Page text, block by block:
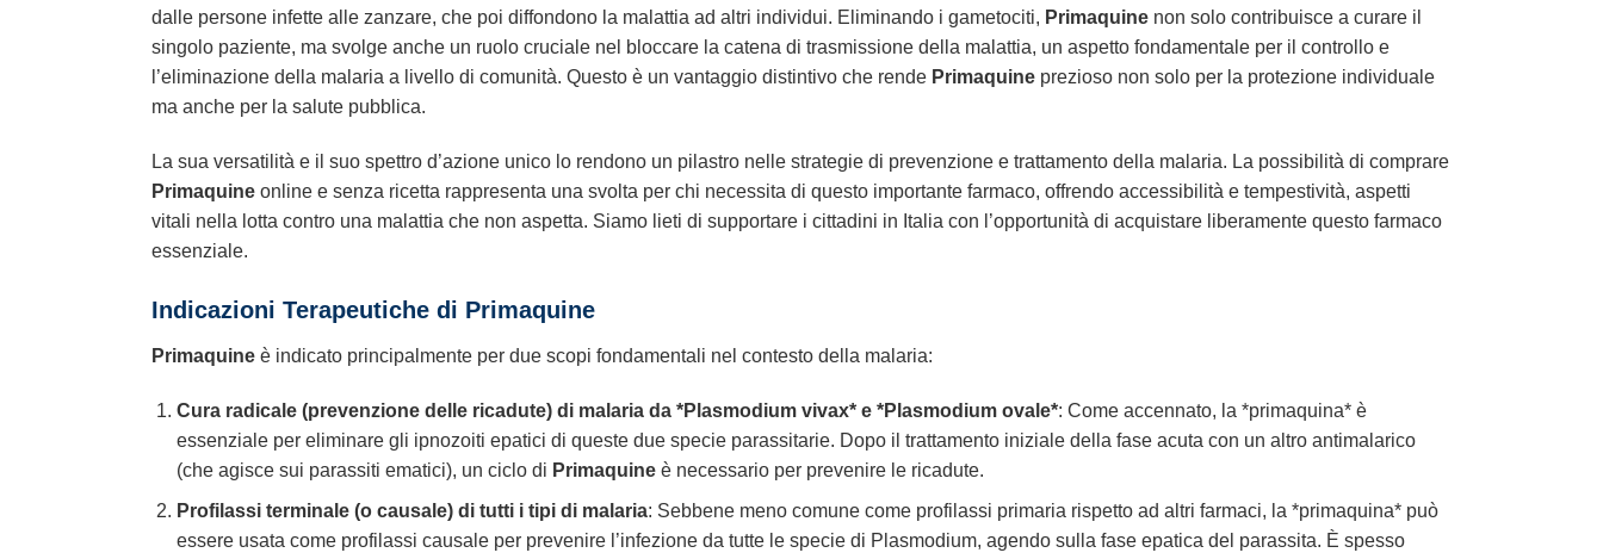
dalle persone infette alle zanzare, che poi diffondono la malattia ad altri individui. Eliminando i gametociti, Primaquine non solo contribuisce a curare il
singolo paziente, ma svolge anche un ruolo cruciale nel bloccare la catena di trasmissione della malattia, un aspetto fondamentale per il controllo e
l’eliminazione della malaria a livello di comunità. Questo è un vantaggio distintivo che rende Primaquine prezioso non solo per la protezione individuale
ma anche per la salute pubblica.
La sua versatilità e il suo spettro d’azione unico lo rendono un pilastro nelle strategie di prevenzione e trattamento della malaria. La possibilità di comprare
Primaquine online e senza ricetta rappresenta una svolta per chi necessita di questo importante farmaco, offrendo accessibilità e tempestività, aspetti
vitali nella lotta contro una malattia che non aspetta. Siamo lieti di supportare i cittadini in Italia con l’opportunità di acquistare liberamente questo farmaco
essenziale.
Indicazioni Terapeutiche di Primaquine
Primaquine è indicato principalmente per due scopi fondamentali nel contesto della malaria:
Cura radicale (prevenzione delle ricadute) di malaria da *Plasmodium vivax* e *Plasmodium ovale*: Come accennato, la *primaquina* è
essenziale per eliminare gli ipnozoiti epatici di queste due specie parassitarie. Dopo il trattamento iniziale della fase acuta con un altro antimalarico
(che agisce sui parassiti ematici), un ciclo di Primaquineè necessario per prevenire le ricadute.
Profilassi terminale (o causale) di tutti i tipi di malaria: Sebbene meno comune come profilassi primaria rispetto ad altri farmaci, la *primaquina* può
essere usata come profilassi causale per prevenire l’infezione da tutte le specie di Plasmodium, agendo sulla fase epatica del parassita. È spesso